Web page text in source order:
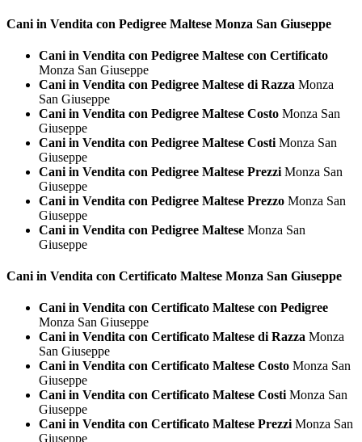
Cani in Vendita con Pedigree Maltese Monza San Giuseppe
Cani in Vendita con Pedigree Maltese con Certificato
Monza San Giuseppe
Cani in Vendita con Pedigree Maltese di Razza Monza
San Giuseppe
Cani in Vendita con Pedigree Maltese Costo Monza San
Giuseppe
Cani in Vendita con Pedigree Maltese Costi Monza San
Giuseppe
Cani in Vendita con Pedigree Maltese Prezzi Monza San
Giuseppe
Cani in Vendita con Pedigree Maltese Prezzo Monza San
Giuseppe
Cani in Vendita con Pedigree Maltese Monza San
Giuseppe
Cani in Vendita con Certificato Maltese Monza San Giuseppe
Cani in Vendita con Certificato Maltese con Pedigree
Monza San Giuseppe
Cani in Vendita con Certificato Maltese di Razza Monza
San Giuseppe
Cani in Vendita con Certificato Maltese Costo Monza San
Giuseppe
Cani in Vendita con Certificato Maltese CostiMonza San
Giuseppe
Cani in Vendita con Certificato Maltese PrezziMonza San
Giuseppe